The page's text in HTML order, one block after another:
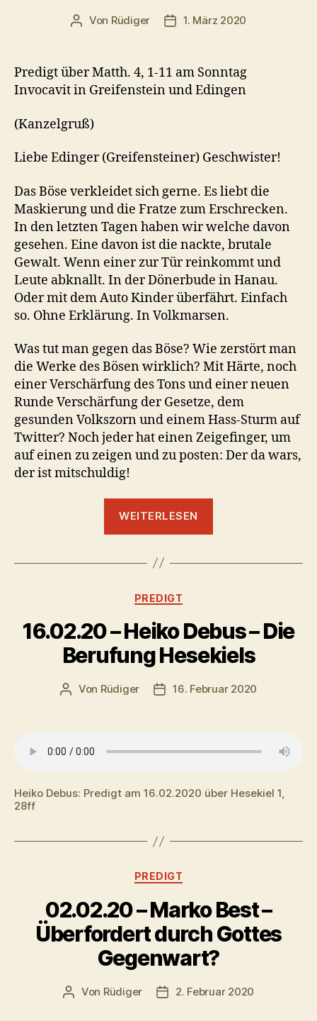
Beitragsautor
Von Rüdiger Veröffentlichungsdatum
1. März 2020
Predigt über Matth. 4, 1-11 am Sonntag
Invocavit in Greifenstein und Edingen
(Kanzelgruß)
Liebe Edinger (Greifensteiner) Geschwister!
Das Böse verkleidet sich gerne. Es liebt die
Maskierung und die Fratze zum Erschrecken.
In den letzten Tagen haben wir welche davon
gesehen. Eine davon ist die nackte, brutale
Gewalt. Wenn einer zur Tür reinkommt und
Leute abknallt. In der Dönerbude in Hanau.
Oder mit dem Auto Kinder überfährt. Einfach
so. Ohne Erklärung. In Volkmarsen.
Was tut man gegen das Böse? Wie zerstört man
die Werke des Bösen wirklich? Mit Härte, noch
einer Verschärfung des Tons und einer neuen
Runde Verschärfung der Gesetze, dem
gesunden Volkszorn und einem Hass-Sturm auf
Twitter? Noch jeder hat einen Zeigefinger, um
auf einen zu zeigen und zu posten: Der da wars,
der ist mitschuldig!
WEITERLESEN
Kistenbrügge
Kategorien
PREDIGT
16.02.20 – Heiko Debus – Die
Berufung Hesekiels
Beitragsautor
Von Rüdiger Veröffentlichungsdatum
16. Februar 2020
Heiko Debus: Predigt am 16.02.2020 über Hesekiel 1,
28ff
Kategorien
PREDIGT
02.02.20 – Marko Best –
Überfordert durch Gottes
Gegenwart?
Beitragsautor
Von Rüdiger Veröffentlichungsdatum
2. Februar 2020